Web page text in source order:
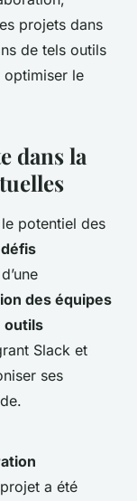
projets dans
de tels outils
le
dans la
potentiel des
défis
des équipes
outils
Slack et
ses
a été